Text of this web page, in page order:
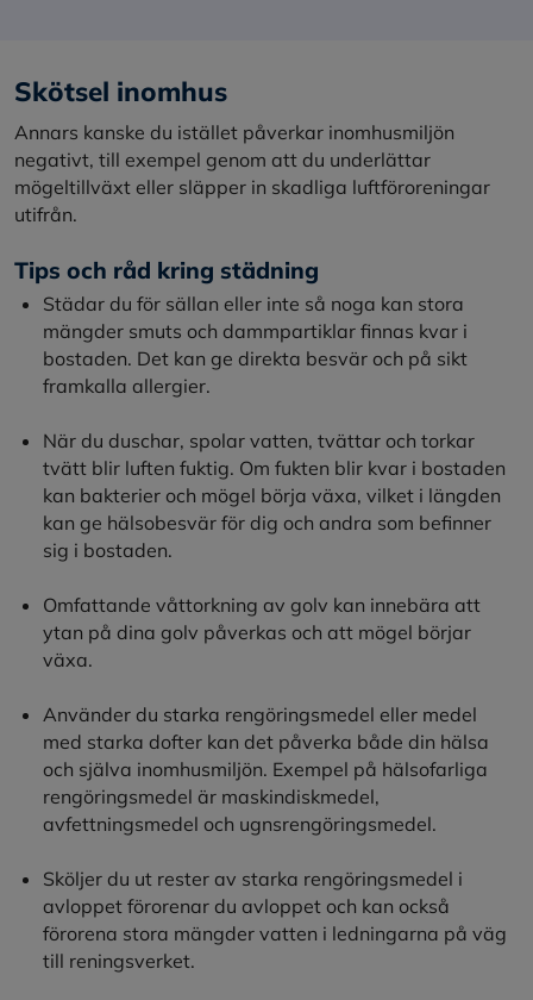
Skötsel inomhus
Annars kanske du istället påverkar inomhusmiljön
negativt, till exempel genom att du underlättar
mögeltillväxt eller släpper in skadliga luftföroreningar
utifrån.
Tips och råd kring städning
Städar du för sällan eller inte så noga kan stora
mängder smuts och dammpartiklar finnas kvar i
bostaden. Det kan ge direkta besvär och på sikt
framkalla allergier.
När du duschar, spolar vatten, tvättar och torkar
tvätt blir luften fuktig. Om fukten blir kvar i bostaden
kan bakterier och mögel börja växa, vilket i längden
kan ge hälsobesvär för dig och andra som befinner
sig i bostaden.
Omfattande våttorkning av golv kan innebära att
ytan på dina golv påverkas och att mögel börjar
växa.
Använder du starka rengöringsmedel eller medel
med starka dofter kan det påverka både din hälsa
och själva inomhusmiljön. Exempel på hälsofarliga
rengöringsmedel är maskindiskmedel,
avfettningsmedel och ugnsrengöringsmedel.
Sköljer du ut rester av starka rengöringsmedel i
avloppet förorenar du avloppet och kan också
förorena stora mängder vatten i ledningarna på väg
till reningsverket.